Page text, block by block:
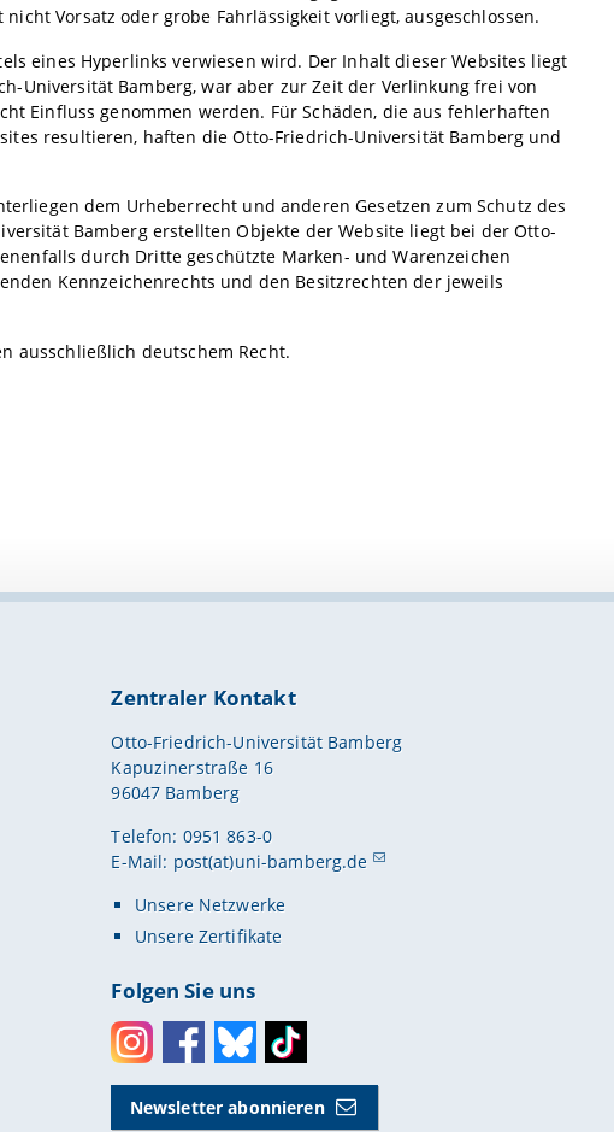
Vorsatz oder grobe Fahrlässigkeit vorliegt, ausgeschlossen.
eines Hyperlinks verwiesen wird. Der Inhalt dieser Websites liegt
Universität Bamberg, war aber zur Zeit der Verlinkung frei von
Einfluss genommen werden. Für Schäden, die aus fehlerhaften
resultieren, haften die Otto-Friedrich-Universität Bamberg und
dem Urheberrecht und anderen Gesetzen zum Schutz des
Bamberg erstellten Objekte der Website liegt bei der Otto-
durch Dritte geschützte Marken- und Warenzeichen
Kennzeichenrechts und den Besitzrechten der jeweils
ausschließlich deutschem Recht.
Zentraler Kontakt
Otto-Friedrich-Universität Bamberg
Kapuzinerstraße 16
96047 Bamberg
Telefon: 0951 863-0
E-Mail: post(at)uni-bamberg.de
Unsere Netzwerke
Unsere Zertifikate
Folgen Sie uns
InstagramFacebookBlueskyToktok
Newsletter abonnieren